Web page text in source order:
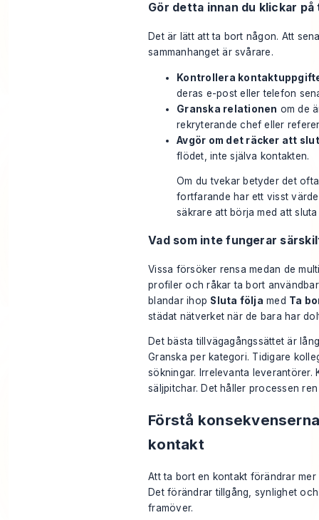
Gör detta innan du klickar
Det är lätt att ta bort någon. Att
sammanhanget är svårare.
Kontrollera
deras e-post eller telefon
Granska relationen om de
rekryterande chef eller
Avgör om det räcker att
flödet, inte själva kontakten.
Om du tvekar betyder det
fortfarande har ett visst
säkrare att börja med att
Vad som inte fungerar
Vissa försöker rensa medan de
profiler och råkar ta bort
blandar ihop Sluta följa med Ta
städat nätverket när de bara har
Det bästa tillvägagångssättet är
Granska per kategori. Tidigare
sökningar. Irrelevanta leverantörer.
säljpitchar. Det håller processen
Förstå
kontakt
Att ta bort en kontakt förändrar
Det förändrar tillgång, synlighet
framöver.